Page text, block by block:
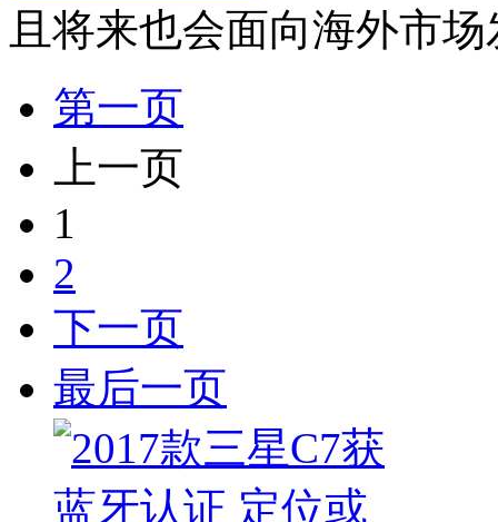
且将来也会面向海外市
第一页
上一页
1
2
下一页
最后一页